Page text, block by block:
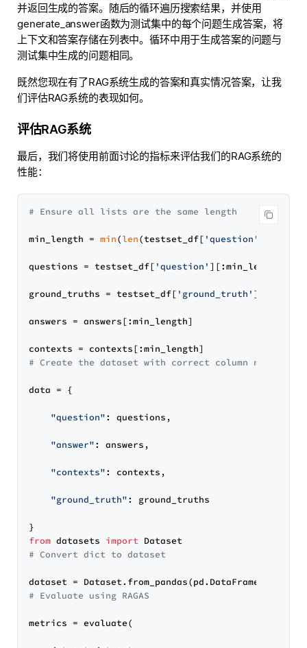
并返回生成的答案。随后的循环遍历搜索结果，并使用
generate_answer函数为测试集中的每个问题生成答案，将
上下文和答案存储在列表中。循环中用于生成答案的问题与
测试集中生成的问题相同。
既然您现在有了RAG系统生成的答案和真实情况答案，让我
们评估RAG系统的表现如何。
评估RAG系统
最后，我们将使用前面讨论的指标来评估我们的RAG系统的
性能：
# Ensure all lists are the same length
min_length = min(len(testset_df[ 'question'
questions = testset_df[ 'question' ][:min_length]
ground_truths = testset_df[ 'ground_truth'
answers = answers[:min_length]
# Create the dataset with correct column names
data = {
"question": questions,
"answer": answers,
"contexts": contexts,
"ground_truth": ground_truths
from datasets import
# Convert dict to dataset
# Evaluate using RAGAS
metrics = evaluate(